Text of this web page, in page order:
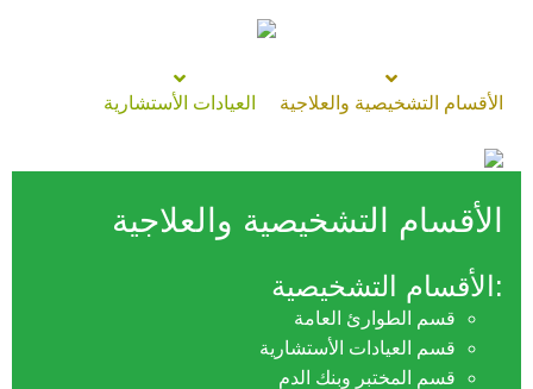
الأقسام التشخيصية والعلاجية العيادات الأستشارية
الأقسام التشخيصية والعلاجية
:الأقسام التشخيصية
قسم الطوارئ العامة
قسم العيادات الأستشارية
قسم المختبر وبنك الدم